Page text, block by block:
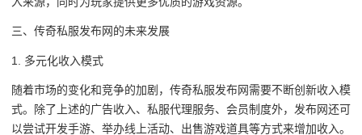
三、传奇私服发布网的未来发展
1. 多元化收入模式
随着市场的变化和竞争的加剧，传奇私服发布网需要不断创新收入模
式。除了上述的广告收入、私服代理服务、会员制度外，发布网还可
以尝试开发手游、举办线上活动、出售游戏道具等方式来增加收入。